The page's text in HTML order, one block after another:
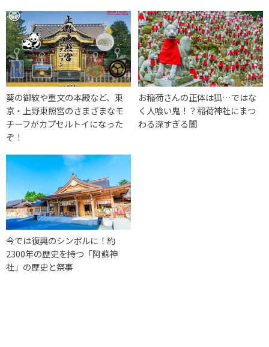
葵の御紋や重文の本殿など、東
京・上野東照宮のさまざまなモ
チーフがカプセルトイになった
ぞ！
お稲荷さんの正体は狐…ではな
く人喰い鬼！？稲荷神社にまつ
わる深すぎる闇
今では復興のシンボルに！約
2300年の歴史を持つ「阿蘇神
社」の歴史と祭事